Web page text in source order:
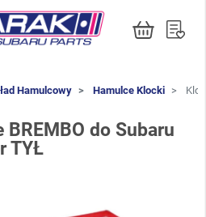
Hamulcowy Hamulce Klocki
do Subaru
TYŁ